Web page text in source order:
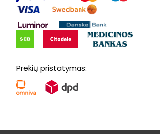
Prekių pristatymas: